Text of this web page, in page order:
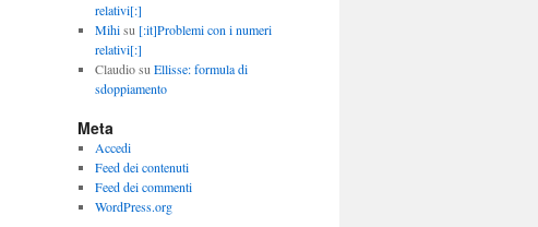
relativi[:]
Mihisu [:it]Problemi con i numeri
relativi[:]
Claudiosu Ellisse: formula di
sdoppiamento
Meta
Accedi
Feed dei contenuti
Feed dei commenti
WordPress.org